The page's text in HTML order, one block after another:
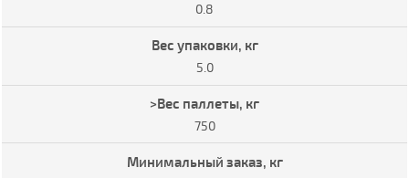
0.8
5.0
750